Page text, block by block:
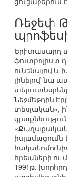
Ռեջեփ
Երիտասարդ
ֆուտբոլիստ
ունենալով և
լինելով՝ նա
Նեջմեթդին
տեսլական»,
«Քաղաքական
իսլամացումն
հրեաների ու
1991թ.